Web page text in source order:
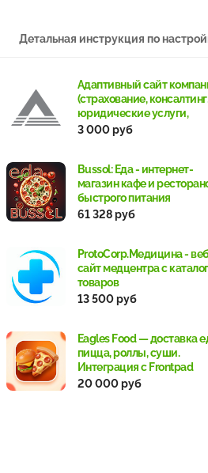
Детальная инструкция по
Адаптивный сайт
(страхование, консалтинг,
юридические услуги,
бухгалтерские услуги)
3 000 руб
Bussol: Еда - интернет-
магазин кафе и
быстрого питания
61 328 руб
ProtoCorp.Медицина -
сайт медцентра с
товаров
13 500 руб
Eagles Food — доставка
пицца, роллы, суши.
Интеграция с Frontpad
20 000 руб